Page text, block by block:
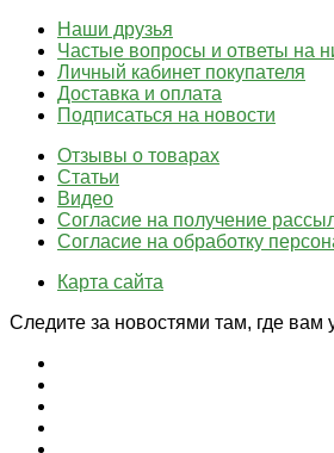
Наши друзья
Частые вопросы и ответы на
Личный кабинет покупателя
Доставка и оплата
Подписаться на новости
Отзывы о товарах
Статьи
Видео
Согласие на получение
Согласие на обработку
Карта сайта
Следите за новостями там, где вам